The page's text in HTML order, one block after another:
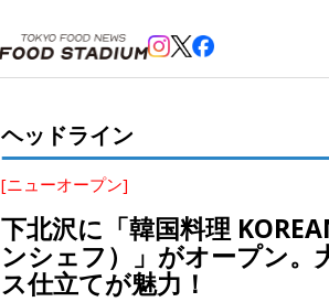
ヘッドライン
[ニューオープン]
下北沢に「韓国料理
ンシェフ）」がオープン。
ス仕立てが魅力！